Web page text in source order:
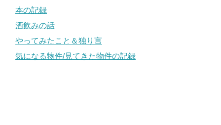
本の記録
酒飲みの話
やってみたこと＆独り言
気になる物件/見てきた物件の記録